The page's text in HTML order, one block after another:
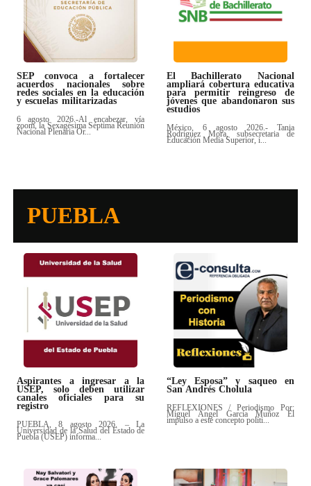
SEP convoca a fortalecer
acuerdos nacionales sobre
redes sociales en la educación
y escuelas militarizadas
6 agosto 2026.-Al encabezar, vía
zoom, la Sexagésima Séptima Reunión
Nacional Plenaria Or...
El Bachillerato Nacional
ampliará cobertura educativa
para permitir reingreso de
jóvenes que abandonaron sus
estudios
México, 6 agosto 2026.- Tania
Rodríguez Mora, subsecretaria de
Educación Media Superior, i...
PUEBLA
Aspirantes a ingresar a la
USEP, solo deben utilizar
canales oficiales para su
registro
PUEBLA, 8 agosto 2026. – La
Universidad de la Salud del Estado de
Puebla (USEP) informa...
“Ley Esposa” y saqueo en
San Andrés Cholula
REFLEXIONES / Periodismo Por:
Miguel Ángel García Muñoz El
impulso a este concepto políti...